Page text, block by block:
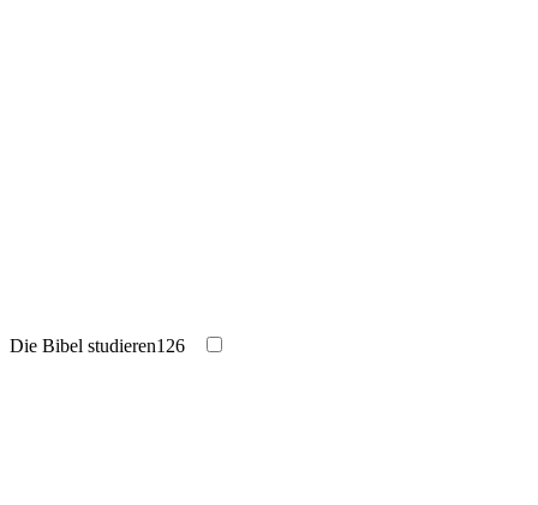
Die Bibel studieren126